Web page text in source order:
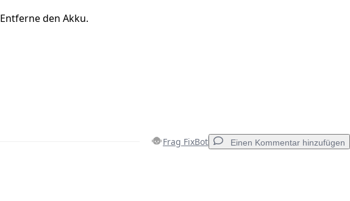
Entferne den Akku.
Frag FixBot Einen Kommentar hinzufügen